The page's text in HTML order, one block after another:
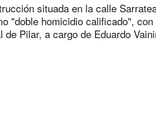
situada en la calle
"doble homicidio calificado", con
Pilar, a cargo de Eduardo